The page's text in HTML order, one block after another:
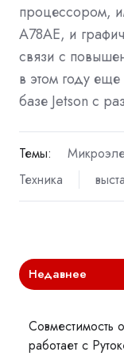
процессором,
A78AE, и
связи с
в этом году еще
базе Jetson с
Темы:
Техника
Недавнее
Совместимость
работает с